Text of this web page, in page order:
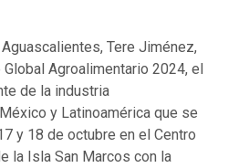
Tere Jiménez,
Global Agroalimentario 2024, el
de la industria
y Latinoamérica que se
y 18 de octubre en el Centro
la Isla San Marcos con la